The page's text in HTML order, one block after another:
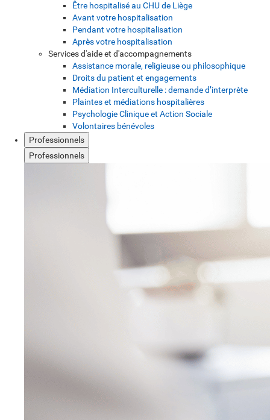
Être hospitalisé au CHU de Liège
Avant votre hospitalisation
Pendant votre hospitalisation
Après votre hospitalisation
Services d'aide et d'accompagnements
Assistance morale, religieuse ou philosophique
Droits du patient et engagements
Médiation Interculturelle : demande d’interprète
Plaintes et médiations hospitalières
Psychologie Clinique et Action Sociale
Volontaires bénévoles
Professionnels
Professionnels